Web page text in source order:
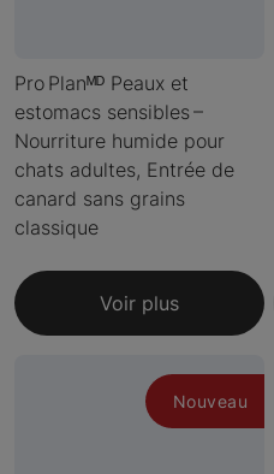
Pro Planᴹᴰ Peaux et
estomacs sensibles –
Nourriture humide pour
chats adultes, Entrée de
canard sans grains
classique
Voir plus
Nouveau